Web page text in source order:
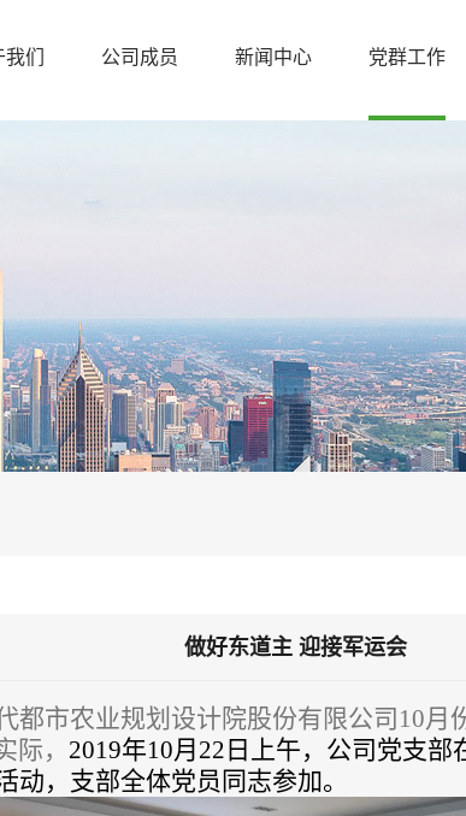
们 公司成员 新闻中心 党群工作
做好东道主 迎接军运会
都市农业规划设计院股份有限公司 10月
际， 2019年10月22日上午，公司党支
动，支部全体党员同志参加。